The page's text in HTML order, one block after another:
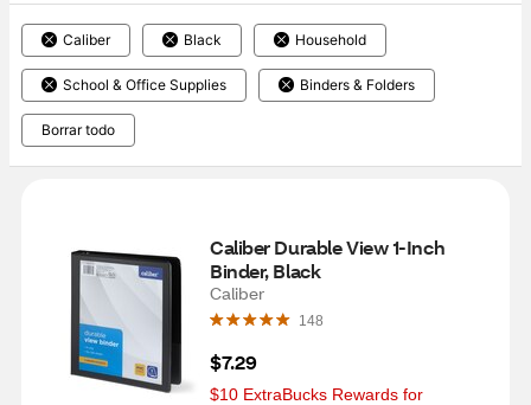
Caliber Black Household
School & Office Supplies Binders & Folders
Borrar todo
Caliber Durable View 1-Inch
Binder, Black
Caliber
148
$7.29
$10 ExtraBucks Rewards for